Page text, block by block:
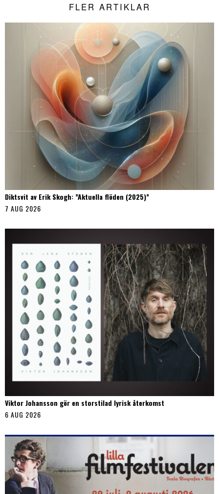
FLER ARTIKLAR
Diktsvit av Erik Skogh: ”Aktuella flöden (2025)”
7 AUG 2026
Viktor Johansson gör en storstilad lyrisk återkomst
6 AUG 2026